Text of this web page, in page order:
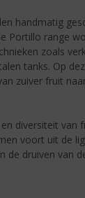
handmatig
Portillo range
zoals
tanks. Op
zuiver fruit
diversiteit van
voort uit de
de druiven van